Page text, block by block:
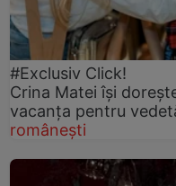
#Exclusiv Click!
Crina Matei își
vacanța pentru
românești